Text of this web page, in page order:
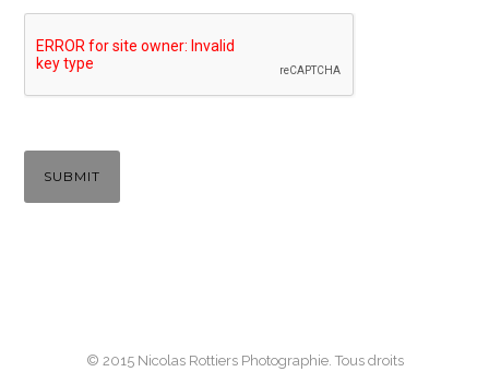
© 2015 Nicolas Rottiers Photographie. Tous droits